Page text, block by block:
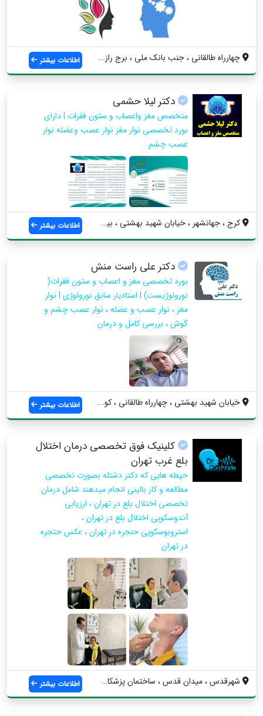
چهارراه طالقانی ، جنب بانک ملی ، برج راز... اطلاعات بیشتر
دکتر لیلا حشمی
متخصص مغز واعصاب و ستون فقرات | دارای
بورد تخصصی نوار مغز نوار عصب وعضله نوار
عصب چشم
کرج ، جهانشهر ، خیابان شهید بهشتی ، بین ... اطلاعات بیشتر
دکتر علی راست منش
بورد تخصصی مغز و اعصاب و ستون فقرات(
نورولوژیست) | استادیار سابق نورولوژی | نوار
مغز ، نوار عصب و عضله ، نوار عصب چشم و
گوش ، بررسی کامل و درمان
خیابان شهید بهشتی ، چهارراه طالقانی ، کو... اطلاعات بیشتر
کلینیک فوق تخصصی درمان اختلال
بلع غرب تهران
حیطه هایی که دکتر دشتله بصورت تخصصی
مطالعه و کار بالینی انجام میدهند شامل درمان
تخصصی اختلال بلع در تهران ، ارزیابی
آندوسکوپی اختلال بلع در تهران ،
استروبوسکوپی حنجره در تهران ، عکس حتجره
در تهران
شهرقدس ، میدان قدس ، ساختمان پزشکان کیان... اطلاعات بیشتر